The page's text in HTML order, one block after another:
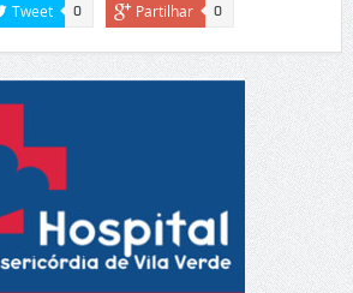
Tweet 0 Partilhar 0